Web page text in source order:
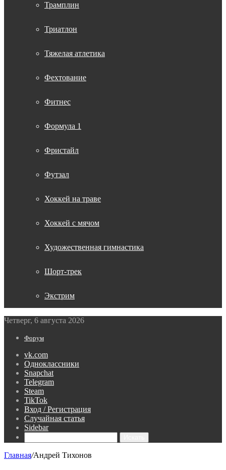
Трамплин
Триатлон
Тяжелая атлетика
Фехтование
Фитнес
Формула 1
Фристайл
Футзал
Хоккей на траве
Хоккей с мячом
Художественная гимнастика
Шорт-трек
Экстрим
Четверг, 6 августа 2026
Форум
vk.com
Одноклассники
Snapchat
Telegram
Steam
TikTok
Вход / Регистрация
Случайная статья
Sidebar
Главная/Андрей Тихонов